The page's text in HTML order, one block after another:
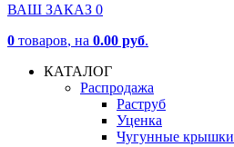
ВАШ ЗАКАЗ 0
0 товаров, на 0.00 руб.
КАТАЛОГ
Распродажа
Раструб
Уценка
Чугунные крышки